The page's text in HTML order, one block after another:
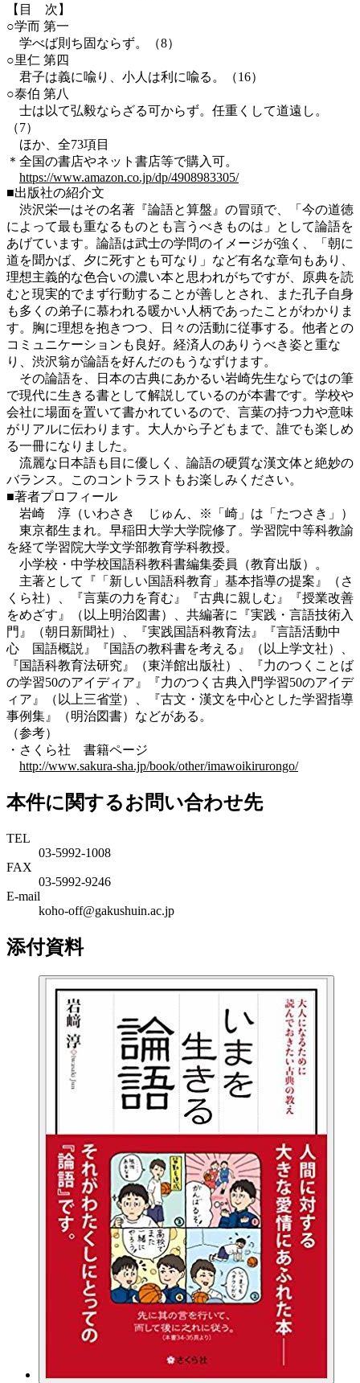
【目 次】
○学而 第一
学べば則ち固ならず。（8）
○里仁 第四
君子は義に喩り、小人は利に喩る。（16）
○泰伯 第八
士は以て弘毅ならざる可からず。任重くして道遠し。
（7）
ほか、全73項目
＊全国の書店やネット書店等で購入可。
https://www.amazon.co.jp/dp/4908983305/
■出版社の紹介文
渋沢栄一はその名著『論語と算盤』の冒頭で、「今の道徳
によって最も重なるものとも言うべきものは」として論語を
あげています。論語は武士の学問のイメージが強く、「朝に
道を聞かば、夕に死すとも可なり」など有名な章句もあり、
理想主義的な色合いの濃い本と思われがちですが、原典を読
むと現実的でまず行動することが善しとされ、また孔子自身
も多くの弟子に慕われる暖かい人柄であったことがわかりま
す。胸に理想を抱きつつ、日々の活動に従事する。他者との
コミュニケーションも良好。経済人のありうべき姿と重な
り、渋沢翁が論語を好んだのもうなずけます。
その論語を、日本の古典にあかるい岩崎先生ならではの筆
で現代に生きる書として解説しているのが本書です。学校や
会社に場面を置いて書かれているので、言葉の持つ力や意味
がリアルに伝わります。大人から子どもまで、誰でも楽しめ
る一冊になりました。
流麗な日本語も目に優しく、論語の硬質な漢文体と絶妙の
バランス。このコントラストもお楽しみください。
■著者プロフィール
岩崎 淳（いわさき じゅん、※「崎」は「たつさき」）
東京都生まれ。早稲田大学大学院修了。学習院中等科教諭
を経て学習院大学文学部教育学科教授。
小学校・中学校国語科教科書編集委員（教育出版）。
主著として『「新しい国語科教育」基本指導の提案』（さ
くら社）、『言葉の力を育む』『古典に親しむ』『授業改善
をめざす』（以上明治図書）、共編著に『実践・言語技術入
門』（朝日新聞社）、『実践国語科教育法』『言語活動中
心 国語概説』『国語の教科書を考える』（以上学文社）、
『国語科教育法研究』（東洋館出版社）、『力のつくことば
の学習50のアイディア』『力のつく古典入門学習50のアイデ
ィア』（以上三省堂）、『古文・漢文を中心とした学習指導
事例集』（明治図書）などがある。
（参考）
・さくら社 書籍ページ
http://www.sakura-sha.jp/book/other/imawoikirurongo/
本件に関するお問い合わせ先
TEL
03-5992-1008
FAX
03-5992-9246
E-mail
koho-off@gakushuin.ac.jp
添付資料